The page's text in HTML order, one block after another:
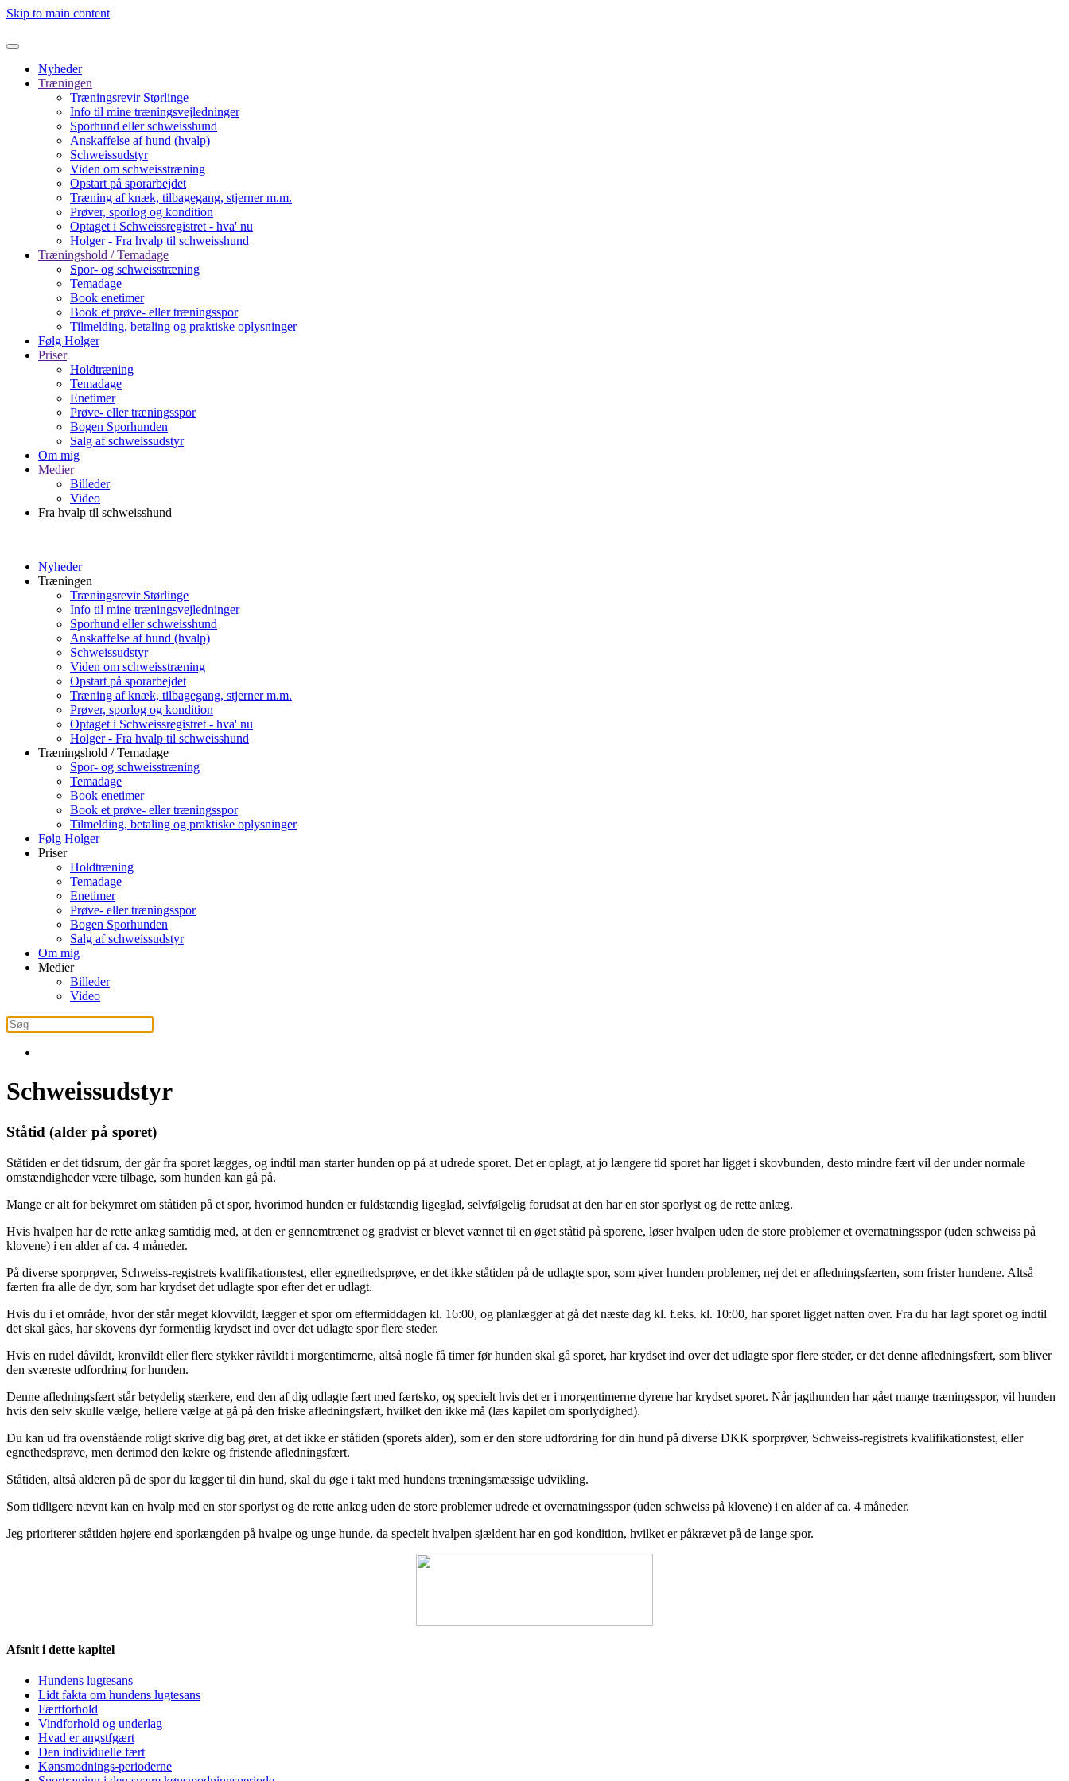
Skip to main content
Nyheder
Træningen
Træningsrevir Størlinge
Info til mine træningsvejledninger
Sporhund eller schweisshund
Anskaffelse af hund (hvalp)
Schweissudstyr
Viden om schweisstræning
Opstart på sporarbejdet
Træning af knæk, tilbagegang, stjerner m.m.
Prøver, sporlog og kondition
Optaget i Schweissregistret - hva' nu
Holger - Fra hvalp til schweisshund
Træningshold / Temadage
Spor- og schweisstræning
Temadage
Book enetimer
Book et prøve- eller træningsspor
Tilmelding, betaling og praktiske oplysninger
Følg Holger
Priser
Holdtræning
Temadage
Enetimer
Prøve- eller træningsspor
Bogen Sporhunden
Salg af schweissudstyr
Om mig
Medier
Billeder
Video
Fra hvalp til schweisshund
Nyheder
Træningen
Træningsrevir Størlinge
Info til mine træningsvejledninger
Sporhund eller schweisshund
Anskaffelse af hund (hvalp)
Schweissudstyr
Viden om schweisstræning
Opstart på sporarbejdet
Træning af knæk, tilbagegang, stjerner m.m.
Prøver, sporlog og kondition
Optaget i Schweissregistret - hva' nu
Holger - Fra hvalp til schweisshund
Træningshold / Temadage
Spor- og schweisstræning
Temadage
Book enetimer
Book et prøve- eller træningsspor
Tilmelding, betaling og praktiske oplysninger
Følg Holger
Priser
Holdtræning
Temadage
Enetimer
Prøve- eller træningsspor
Bogen Sporhunden
Salg af schweissudstyr
Om mig
Medier
Billeder
Video
Schweissudstyr
Ståtid (alder på sporet)
Ståtiden er det tidsrum, der går fra sporet lægges, og indtil man starter hunden op på at udrede sporet. Det er oplagt, at jo længere tid sporet har ligget i skovbunden, desto mindre fært vil der under normale
omstændigheder være tilbage, som hunden kan gå på.
Mange er alt for bekymret om ståtiden på et spor, hvorimod hunden er fuldstændig ligeglad, selvfølgelig forudsat at den har en stor sporlyst og de rette anlæg.
Hvis hvalpen har de rette anlæg samtidig med, at den er gennemtrænet og gradvist er blevet vænnet til en øget ståtid på sporene, løser hvalpen uden de store problemer et overnatningsspor (uden schweiss på
klovene) i en alder af ca. 4 måneder.
På diverse sporprøver, Schweiss-registrets kvalifikationstest, eller egnethedsprøve, er det ikke ståtiden på de udlagte spor, som giver hunden problemer, nej det er afledningsfærten, som frister hundene. Altså
færten fra alle de dyr, som har krydset det udlagte spor efter det er udlagt.
Hvis du i et område, hvor der står meget klovvildt, lægger et spor om eftermiddagen kl. 16:00, og planlægger at gå det næste dag kl. f.eks. kl. 10:00, har sporet ligget natten over. Fra du har lagt sporet og indtil
det skal gåes, har skovens dyr formentlig krydset ind over det udlagte spor flere steder.
Hvis en rudel dåvildt, kronvildt eller flere stykker råvildt i morgentimerne, altså nogle få timer før hunden skal gå sporet, har krydset ind over det udlagte spor flere steder, er det denne afledningsfært, som bliver
den sværeste udfordring for hunden.
Denne afledningsfært står betydelig stærkere, end den af dig udlagte fært med færtsko, og specielt hvis det er i morgentimerne dyrene har krydset sporet. Når jagthunden har gået mange træningsspor, vil hunden
hvis den selv skulle vælge, hellere vælge at gå på den friske afledningsfært, hvilket den ikke må (læs kapilet om sporlydighed).
Du kan ud fra ovenstående roligt skrive dig bag øret, at det ikke er ståtiden (sporets alder), som er den store udfordring for din hund på diverse DKK sporprøver, Schweiss-registrets kvalifikationstest, eller
egnethedsprøve, men derimod den lækre og fristende afledningsfært.
Ståtiden, altså alderen på de spor du lægger til din hund, skal du øge i takt med hundens træningsmæssige udvikling.
Som tidligere nævnt kan en hvalp med en stor sporlyst og de rette anlæg uden de store problemer udrede et overnatningsspor (uden schweiss på klovene) i en alder af ca. 4 måneder.
Jeg prioriterer ståtiden højere end sporlængden på hvalpe og unge hunde, da specielt hvalpen sjældent har en god kondition, hvilket er påkrævet på de lange spor.
Afsnit i dette kapitel
Hundens lugtesans
Lidt fakta om hundens lugtesans
Færtforhold
Vindforhold og underlag
Hvad er angstfgært
Den individuelle fært
Kønsmodnings-perioderne